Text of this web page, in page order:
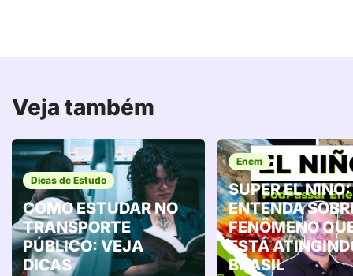
Veja também
Dicas de Estudo
COMO ESTUDAR NO
TRANSPORTE
PÚBLICO: VEJA
DICAS
Enem
SUPER EL NINO:
ENTENDA
FENÔMENO
ESTÁ
BRASIL